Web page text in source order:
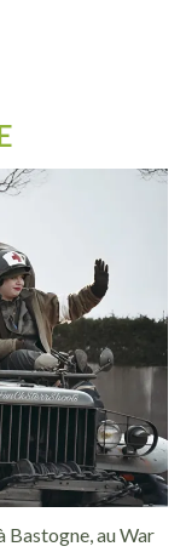
Bastogne, au War